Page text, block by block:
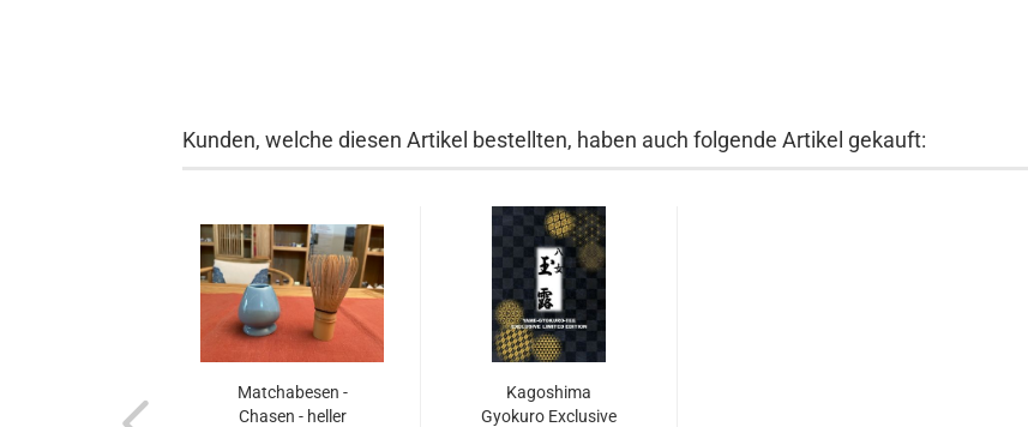
Kunden, welche diesen Artikel bestellten, haben auch folgende Artikel gekauft:
Matchabesen -
Chasen - heller
Kagoshima
Gyokuro Exclusive